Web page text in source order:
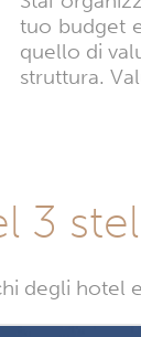
tuo budget
quello di
struttura.
3
degli hotel